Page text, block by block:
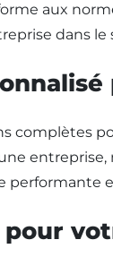
aux
dans
complètes
performante
pour